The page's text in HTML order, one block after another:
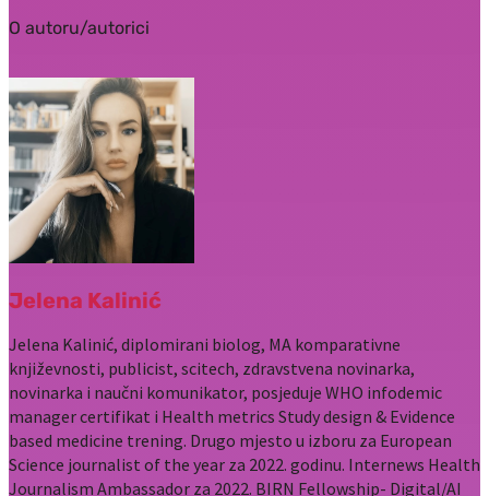
O autoru/autorici
Jelena Kalinić
Jelena Kalinić, diplomirani biolog, MA komparativne
književnosti, publicist, scitech, zdravstvena novinarka,
novinarka i naučni komunikator, posjeduje WHO infodemic
manager certifikat i Health metrics Study design & Evidence
based medicine trening. Drugo mjesto u izboru za European
Science journalist of the year za 2022. godinu. Internews Health
Journalism Ambassador za 2022. BIRN Fellowship- Digital/AI